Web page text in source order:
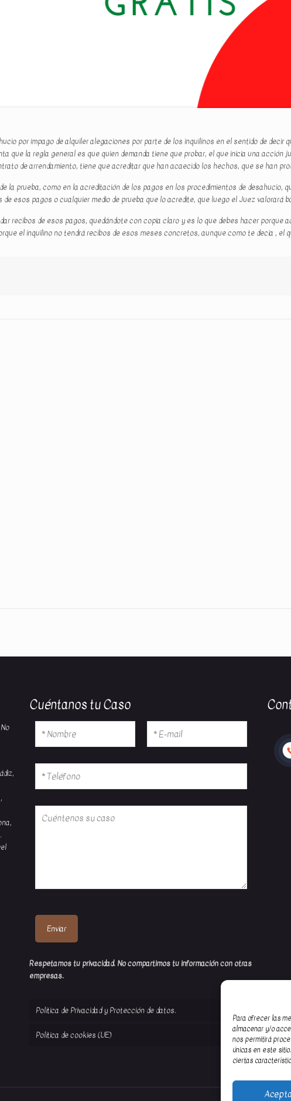
Para ofrecer las
almacenar y/o
nos permitirá
únicas en este
ciertas
por impago de alquiler alegaciones por parte de los inquilinos en el sentido de decir
que la regla general es que quien demanda tiene que probar, el que inicia una acción
de arrendamiento, tiene que acreditar que han acaecido los hechos, que se han
la prueba, como en la acreditación de los pagos en los procedimientos de desahucio,
esos pagos o cualquier medio de prueba que lo acredite, que luego el Juez valorará
recibos de esos pagos, quedándote con copia claro y es lo que debes hacer porque
el inquilino no tendrá recibos de esos meses concretos, aunque como te decía , el
Cuéntanos tu Caso
Respetamos tu privacidad. No compartimos tu información con otras
empresas.
Política de Privacidad y Protección de datos.
Política de cookies (UE)